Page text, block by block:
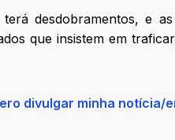
desdobramentos, e
que insistem em
divulgar minha notícia/